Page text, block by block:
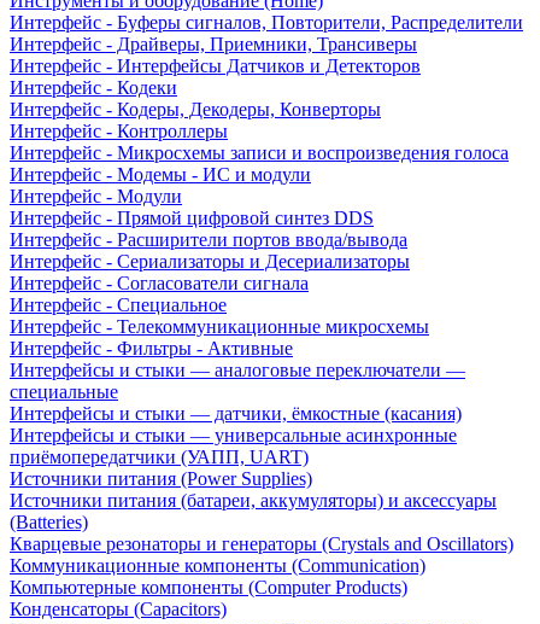
Интерфейс - Буферы сигналов, Повторители, Распределители
Интерфейс - Драйверы, Приемники, Трансиверы
Интерфейс - Интерфейсы Датчиков и Детекторов
Интерфейс - Кодеки
Интерфейс - Кодеры, Декодеры, Конверторы
Интерфейс - Контроллеры
Интерфейс - Микросхемы записи и воспроизведения голоса
Интерфейс - Модемы - ИС и модули
Интерфейс - Модули
Интерфейс - Прямой цифровой синтез DDS
Интерфейс - Расширители портов ввода/вывода
Интерфейс - Сериализаторы и Десериализаторы
Интерфейс - Согласователи сигнала
Интерфейс - Специальное
Интерфейс - Телекоммуникационные микросхемы
Интерфейс - Фильтры - Активные
Интерфейсы и стыки — аналоговые переключатели —
специальные
Интерфейсы и стыки — датчики, ёмкостные (касания)
Интерфейсы и стыки — универсальные асинхронные
приёмопередатчики (УАПП, UART)
Источники питания (Power Supplies)
Источники питания (батареи, аккумуляторы) и аксессуары
(Batteries)
Кварцевые резонаторы и генераторы (Crystals and Oscillators)
Коммуникационные компоненты (Communication)
Компьютерные компоненты (Computer Products)
Конденсаторы (Capacitors)